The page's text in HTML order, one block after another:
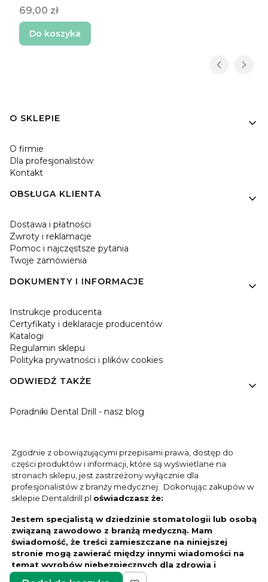
Cena
69,00 zł
Do koszyka
Linki w stopce
O SKLEPIE
O firmie
Dla profesjonalistów
Kontakt
OBSŁUGA KLIENTA
Dostawa i płatności
Zwroty i reklamacje
Pomoc i najczęstsze pytania
Twoje zamówienia
DOKUMENTY I INFORMACJE
Instrukcje producenta
Certyfikaty i deklaracje producentów
Katalogi
Regulamin sklepu
Polityka prywatności i plików cookies
ODWIEDŹ TAKŻE
Poradniki Dental Drill - nasz blog
Zgodnie z obowiązującymi przepisami prawa, dostęp do
części produktów i informacji, które są wyświetlane na
stronach sklepu, jest zastrzeżony wyłącznie dla
profesjonalistów z branży medycznej. Dokonując zakupów w
sklepie Dentaldrill.pl oświadczasz że:
Jestem specjalistą w dziedzinie stomatologii lub osobą
związaną zawodowo z branżą medyczną. Mam
świadomość, że treści zamieszczane na niniejszej
stronie mogą zawierać między innymi wiadomości na
temat wyrobów niebezpiecznych dla zdrowia i
bezpieczeństwa pacjentów.